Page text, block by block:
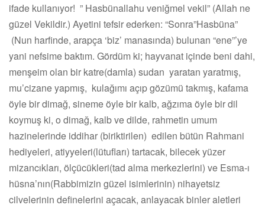
ifade kullanıyor! ” Hasbünallahu veniğmel vekil” (Allah ne
güzel Vekildir.) Ayetini tefsir ederken: “Sonra”Hasbüna”
(Nun harfinde, arapça ‘biz’ manasında) bulunan “ene”’ye
yani nefsime baktım. Gördüm ki; hayvanat içinde beni dahi,
menşeim olan bir katre(damla) sudan yaratan yaratmış,
mu’cizane yapmış, kulağımı açıp gözümü takmış, kafama
öyle bir dimağ, sineme öyle bir kalb, ağzıma öyle bir dil
koymuş ki, o dimağ, kalb ve dilde, rahmetin umum
hazinelerinde iddihar (biriktirilen) edilen bütün Rahmani
hediyeleri, atiyyeleri(lütufları) tartacak, bilecek yüzer
mizancıkları, ölçücükleri(tad alma merkezlerini) ve Esma-ı
hüsna’nın(Rabbimizin güzel isimlerinin) nihayetsiz
cilvelerinin definelerini açacak, anlayacak binler aletleri